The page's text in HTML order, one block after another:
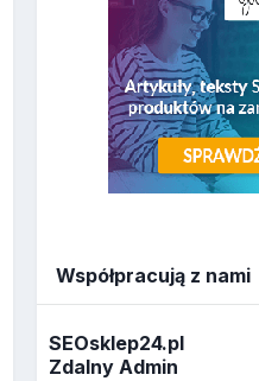
Współpracują z nami
SEOsklep24.pl
Zdalny Admin